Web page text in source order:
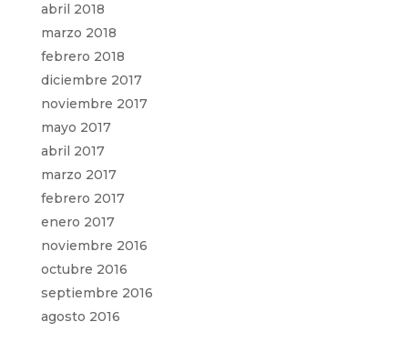
abril 2018
marzo 2018
febrero 2018
diciembre 2017
noviembre 2017
mayo 2017
abril 2017
marzo 2017
febrero 2017
enero 2017
noviembre 2016
octubre 2016
septiembre 2016
agosto 2016